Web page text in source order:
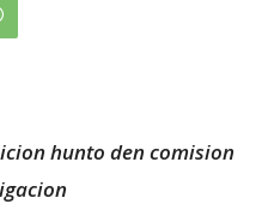
hunto den comision